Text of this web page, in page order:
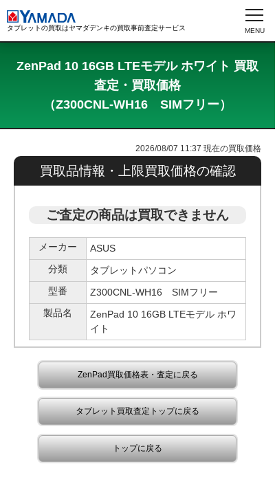
タブレットの買取はヤマダデンキの買取事前査定サービス
ZenPad 10 16GB LTEモデル ホワイト 買取
査定・買取価格
（Z300CNL-WH16 SIMフリー）
2026/08/07 11:37 現在の買取価格
買取品情報・上限買取価格の確認
ご査定の商品は買取できません
メーカー
ASUS
分類
タブレットパソコン
型番
Z300CNL-WH16 SIMフリー
製品名
ZenPad 10 16GB LTEモデル ホワ
イト
ZenPad買取価格表・査定に戻る
タブレット買取査定トップに戻る
トップに戻る